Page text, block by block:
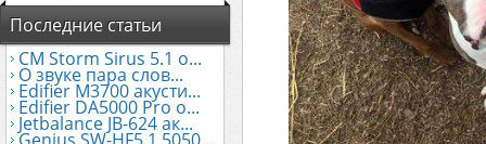
Последние статьи
CM Storm Sirus 5.1 о...
О звуке пара слов...
Edifier М3700 акусти...
Edifier DA5000 Pro о...
Jetbalance JB-624 ак...